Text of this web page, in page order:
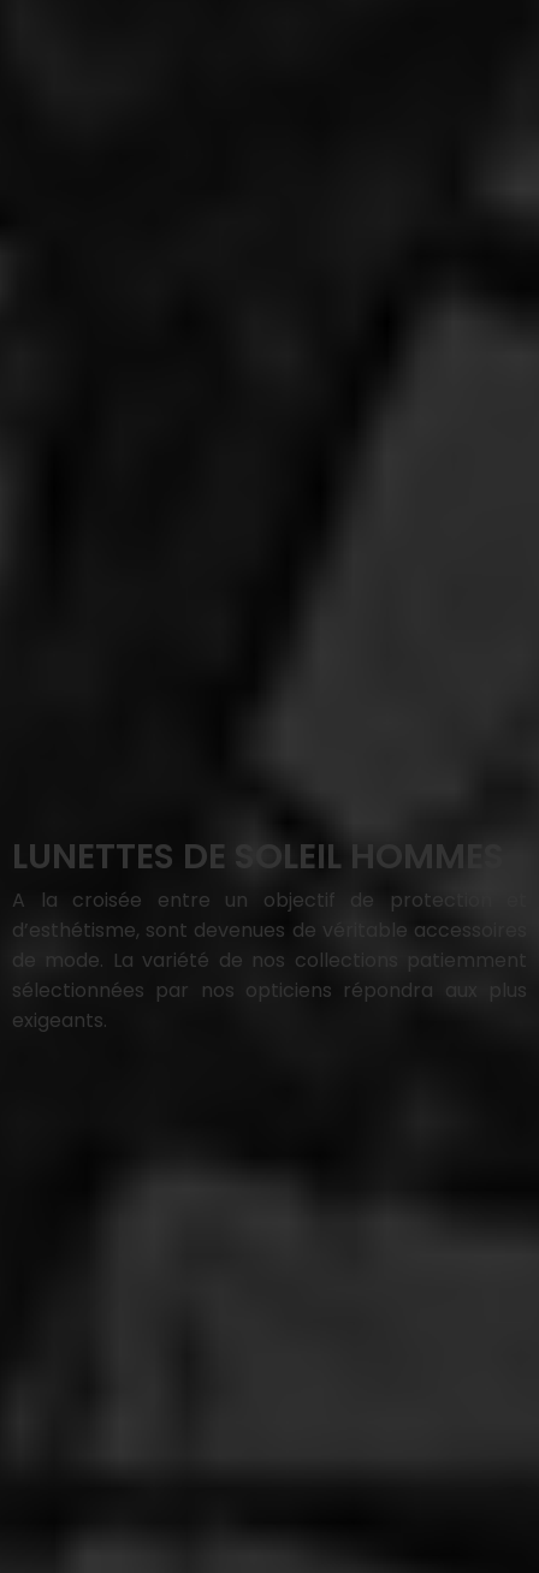
LUNETTES DE SOLEIL HOMMES
A la croisée entre un objectif de protection et
d’esthétisme, sont devenues de véritable accessoires
de mode. La variété de nos collections patiemment
sélectionnées par nos opticiens répondra aux plus
exigeants.